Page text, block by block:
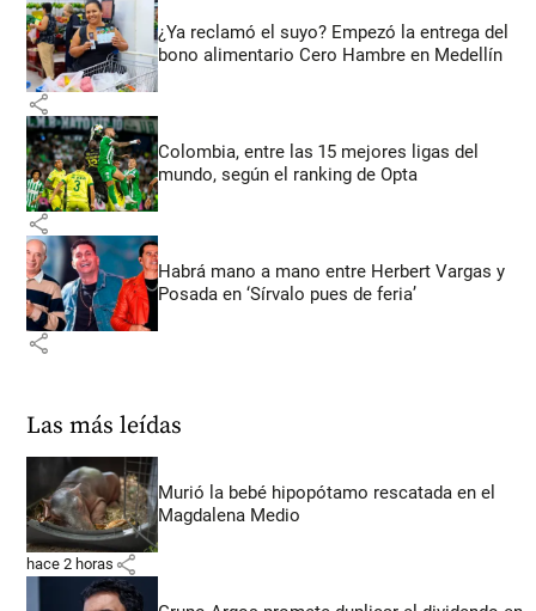
¿Ya reclamó el suyo? Empezó la entrega del
bono alimentario Cero Hambre en Medellín
share
Colombia, entre las 15 mejores ligas del
mundo, según el ranking de Opta
share
Habrá mano a mano entre Herbert Vargas y
Posada en ‘Sírvalo pues de feria’
share
Las más leídas
Murió la bebé hipopótamo rescatada en el
Magdalena Medio
hace 2 horas share